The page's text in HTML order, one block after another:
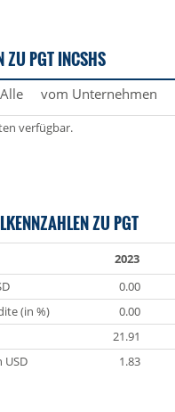
ZU PGT INCSHS
Alle vom Unternehmen
verfügbar.
ZU PGT
2023
0.00
(in %)
0.00
21.91
USD
1.83